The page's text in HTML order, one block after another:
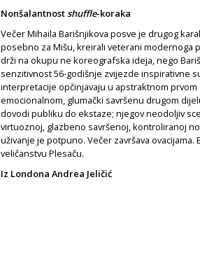
Nonšalantnost shuffle-koraka
Večer Mihaila Barišnjikova posve je drugog
posebno za Mišu, kreirali veterani modernoga
drži na okupu ne koreografska ideja, nego
senzitivnost 56-godišnje zvijezde inspirativne
interpretacije opčinjavaju u apstraktnom
emocionalnom, glumački savršenu drugom
dovodi publiku do ekstaze; njegov neodoljiv
virtuoznoj, glazbeno savršenoj, kontroliranoj
uživanje je potpuno. Večer završava
veličanstvu Plesaču.
Iz Londona Andrea Jeličić